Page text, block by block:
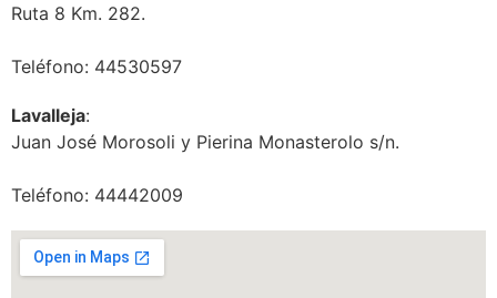
Ruta 8 Km. 282.
Teléfono: 44530597
Lavalleja:
Juan José Morosoli y Pierina Monasterolo s/n.
Teléfono: 44442009